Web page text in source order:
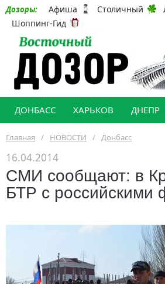
Дозоры: Афиша Столичный
Шоппинг-Гид
ДОНБАСС ХАРЬКОВ ДНЕПР
Главная / НОВОСТИ / Донбасс
16.04.2014
СМИ сообщают: в
БТР с российскими